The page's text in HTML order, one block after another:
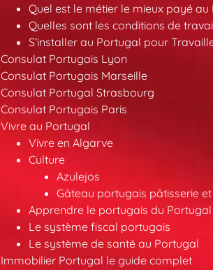
Quel est le métier le mieux payé au
Quelles sont les conditions de
S’installer au Portugal pour
Consulat Portugais Lyon
Consulat Portugais Marseille
Consulat Portugal Strasbourg
Consulat Portugais Paris
Vivre au Portugal
Vivre en Algarve
Culture
Azulejos
Gâteau portugais pâtisserie
Apprendre le portugais du
Le système fiscal portugais
Le système de santé au Portugal
Immobilier Portugal le guide complet